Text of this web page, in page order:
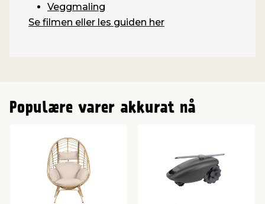
Veggmaling
Se filmen eller les guiden her
Populære varer akkurat nå